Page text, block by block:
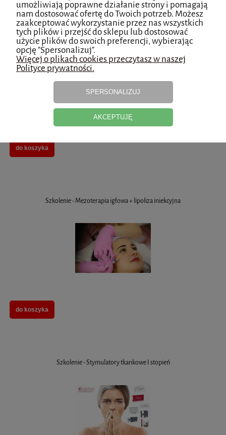
LUMI EYES 1 x 1ml
do koszyka
Szkolenie - Mezoterapia igłowa + lipoliza iniekcyjna
do koszyka
Szkolenie - Stymulatory tkankowe I stopień
umożliwiają poprawne działanie strony i pomagają
nam dostosować ofertę do Twoich potrzeb. Możesz
zaakceptować wykorzystanie przez nas wszystkich
tych plików i przejść do sklepu lub dostosować
użycie plików do swoich preferencji, wybierając
opcję "Spersonalizuj".
Więcej o plikach cookies przeczytasz w naszej
Polityce prywatności.
SPERSONALIZUJ
AKCEPTUJĘ